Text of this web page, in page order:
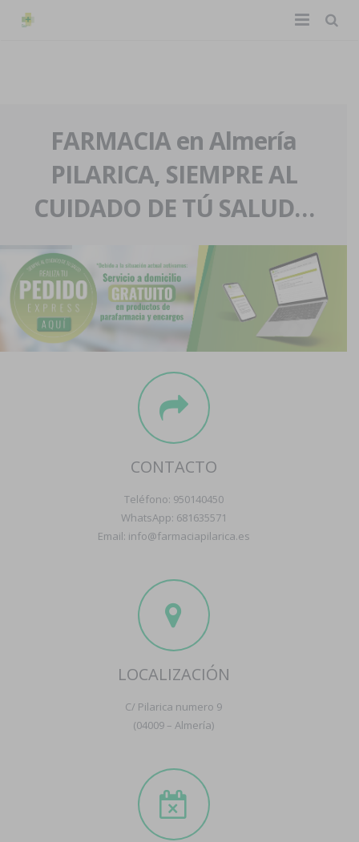
La farmacia
Nuestra historia
Nuestro equipo
Eventos
Servicios y reservas
Pedidos express
Blog
Contacto
Boletín
FARMACIA en Almería
PILARICA, SIEMPRE AL
CUIDADO DE TÚ SALUD…
CONTACTO
Teléfono: 950140450
WhatsApp: 681635571
Email: info@farmaciapilarica.es
LOCALIZACIÓN
C/ Pilarica numero 9
(04009 – Almería)